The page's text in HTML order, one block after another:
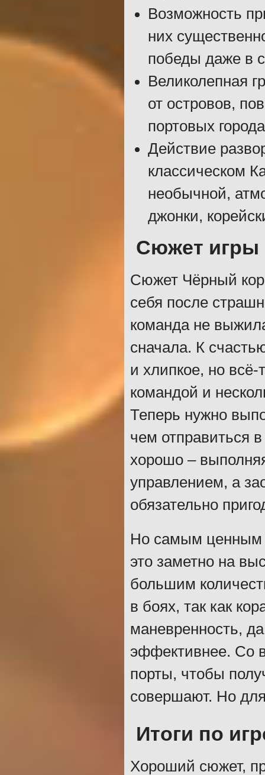
Возможность
них
победы даже в
Великолепная
от островов,
портовых
Действие
классическом
необычной,
джонки,
Сюжет игры
Сюжет Чёрный
себя после
команда не
сначала. К
и хлипкое, но
командой и
Теперь нужно
чем отправиться
хорошо –
управлением, а
обязательно
Но самым ценным
это заметно на
большим
в боях, так как
маневренность,
эффективнее. Со
порты, чтобы
совершают. Но для
Итоги по
Хороший сюжет,